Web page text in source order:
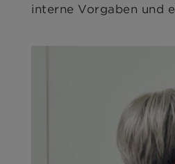
interne Vorgaben und